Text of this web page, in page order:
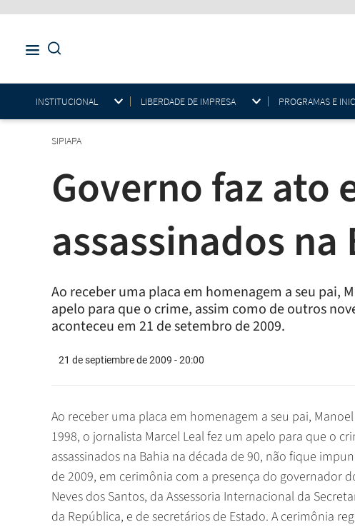
INSTITUCIONAL LIBERDADE DE IMPRESA PROGRAMAS E
SIPIAPA
Governo faz ato
assassinados na
Ao receber uma placa em homenagem a seu pai,
apelo para que o crime, assim como de outros
aconteceu em 21 de setembro de 2009.
21 de septiembre de 2009 - 20:00
Ao receber uma placa em homenagem a seu pai,
1998, o jornalista Marcel Leal fez um apelo para que o
assassinados na Bahia na década de 90, não fique
de 2009, em cerimônia com a presença do governador
Neves dos Santos, da Assessoria Internacional da
da República, e de secretários de Estado. A cerimônia